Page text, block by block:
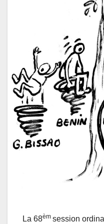
La 68èm session